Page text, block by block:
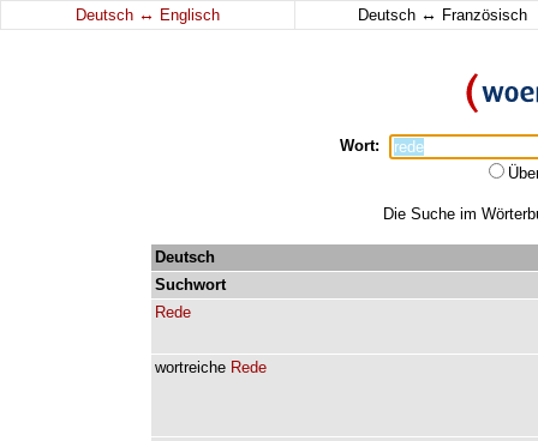
Deutsch ↔ Englisch Deutsch ↔ Französisch
Wort:
Die Suche im
Deutsch
Suchwort
Rede
wortreiche Rede